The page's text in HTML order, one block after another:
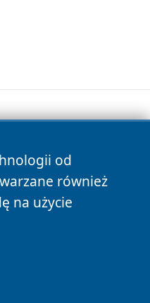
od
również
na użycie